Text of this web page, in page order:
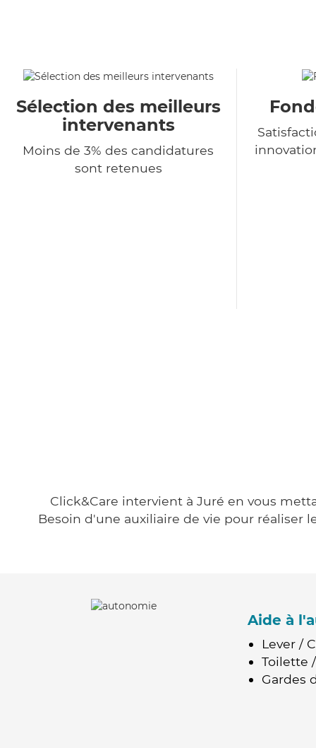
Sélection des meilleurs
intervenants
Moins de 3% des candidatures
sont retenues
Click&Care intervient à Juré en vous
Besoin d'une auxiliaire de vie pour réaliser
Aide à
Lever /
Toilette
Gardes